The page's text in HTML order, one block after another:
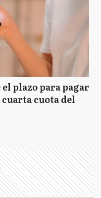
el plazo para pagar
cuarta cuota del